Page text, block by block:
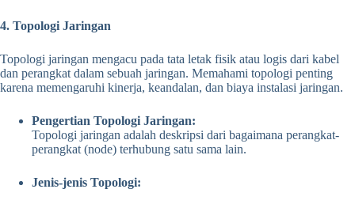
4. Topologi Jaringan
Topologi jaringan mengacu pada tata letak fisik atau logis dari kabel
dan perangkat dalam sebuah jaringan. Memahami topologi penting
karena memengaruhi kinerja, keandalan, dan biaya instalasi jaringan.
Pengertian Topologi Jaringan:
Topologi jaringan adalah deskripsi dari bagaimana perangkat-
perangkat (node) terhubung satu sama lain.
Jenis-jenis Topologi: